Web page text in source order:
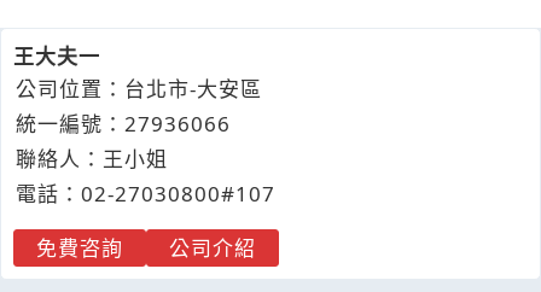
王大夫一
公司位置：台北市-大安區
統一編號：27936066
聯絡人：王小姐
電話： 02-27030800#107
免費咨詢
公司介紹